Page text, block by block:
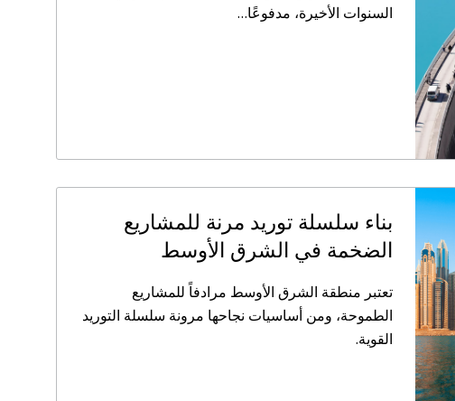
السنوات الأخيرة، مدفوعًا…
بناء سلسلة توريد مرنة للمشاريع
الضخمة في الشرق الأوسط
تعتبر منطقة الشرق الأوسط مرادفاً للمشاريع
الطموحة، ومن أساسيات نجاحها مرونة سلسلة التوريد
القوية.